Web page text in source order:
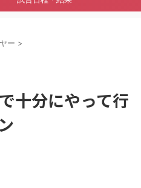
ー >
十分にやって行